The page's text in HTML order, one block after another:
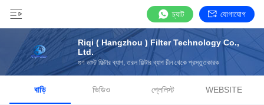
চ্যাট যোগাযোগ
Riqi ( Hangzhou ) Filter Technology Co.,
Ltd.
গুণ ডাস্ট ফিল্টার ব্যাগ, তরল ফিল্টার ব্যাগ চীন থেকে প্রস্তুতকারক
বাড়ি ভিডিও প্লেলিস্ট WEBSITE